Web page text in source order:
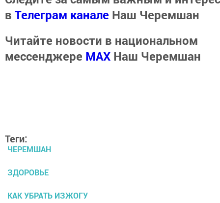
в Телеграм канале Наш Черемшан
Читайте новости в национальном
мессенджере MАХ Наш Черемшан
Теги:
ЧЕРЕМШАН
ЗДОРОВЬЕ
КАК УБРАТЬ ИЗЖОГУ